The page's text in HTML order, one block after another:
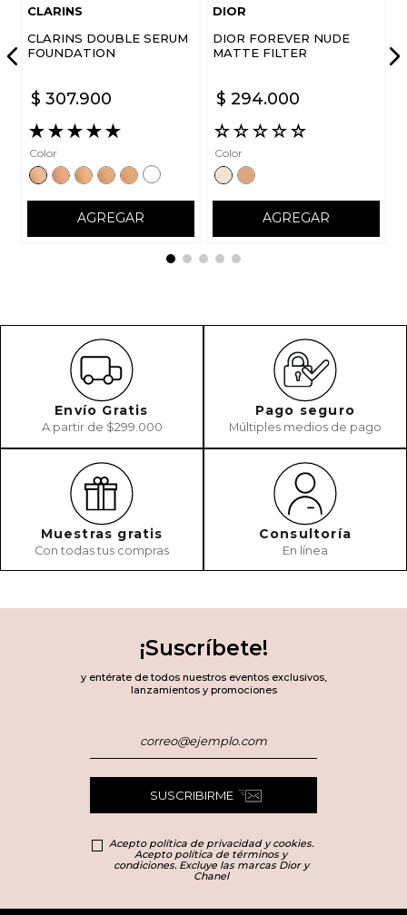
CLARINS
CLARINS DOUBLE SERUM
FOUNDATION
$ 307.900
★★★★★
Color
AGREGAR
DIOR
DIOR FOREVER NUDE
MATTE FILTER
$ 294.000
☆☆☆☆☆
Color
AGREGAR
Envío Gratis
A partir de $299.000
Pago seguro
Múltiples medios de pago
Muestras gratis
Con todas tus compras
Consultoría
En línea
¡Suscríbete!
y entérate de todos nuestros eventos exclusivos,
lanzamientos y promociones
SUSCRIBIRME
Acepto política de privacidad y cookies.
Acepto política de términos y
condiciones. Excluye las marcas Dior y
Chanel